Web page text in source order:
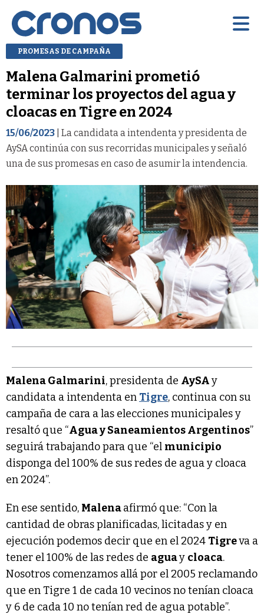
PROMESAS DE CAMPAÑA
Malena Galmarini prometió
terminar los proyectos del agua y
cloacas en Tigre en 2024
15/06/2023 | La candidata a intendenta y presidenta de
AySA continúa con sus recorridas municipales y señaló
una de sus promesas en caso de asumir la intendencia.
Malena Galmarini, presidenta de AySAy
candidata a intendenta en Tigre, continua con su
campaña de cara a las elecciones municipales y
resaltó que “Agua y Saneamientos Argentinos”
seguirá trabajando para que “el municipio
disponga del 100% de sus redes de agua y cloaca
en 2024”.
En ese sentido, Malenaafirmó que: “Con la
cantidad de obras planificadas, licitadas y en
ejecución podemos decir que en el 2024 Tigreva a
tener el 100% de las redes de aguay cloaca.
Nosotros comenzamos allá por el 2005 reclamando
que en Tigre 1 de cada 10 vecinos no tenían cloaca
y 6 de cada 10 no tenían red de agua potable”.